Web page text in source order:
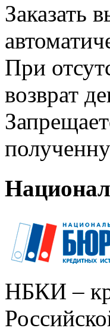
Заказать
При
возврат
НБКИ –